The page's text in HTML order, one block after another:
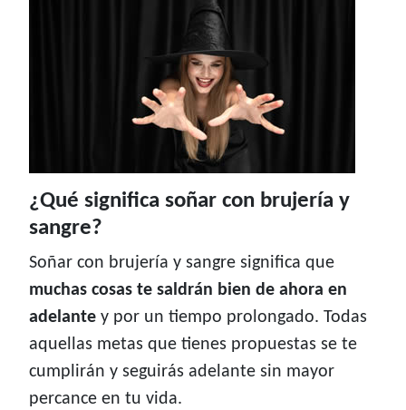
¿Qué significa soñar con brujería y
sangre?
Soñar con brujería y sangre significa que
muchas cosas te saldrán bien de ahora en
adelante y por un tiempo prolongado. Todas
aquellas metas que tienes propuestas se te
cumplirán y seguirás adelante sin mayor
percance en tu vida.